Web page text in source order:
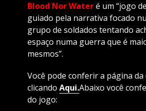
Blood Nor Wateré um “jogo
guiado pela narrativa focado
grupo de soldados tentando
espaço numa guerra que é
mesmos”.
Você pode conferir a página da
clicando Aqui.Abaixo você
do jogo: